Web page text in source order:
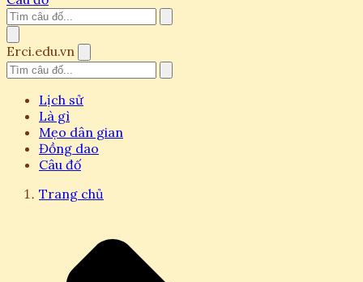
Erci.edu.vn
Lịch sử
Là gì
Mẹo dân gian
Đồng dao
Câu đố
Trang chủ